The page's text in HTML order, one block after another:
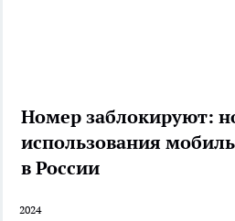
Номер заблокируют:
использования
в России
2024